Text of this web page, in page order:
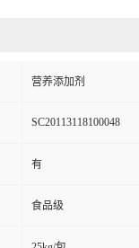
营养添加剂
SC20113118100048
有
食品级